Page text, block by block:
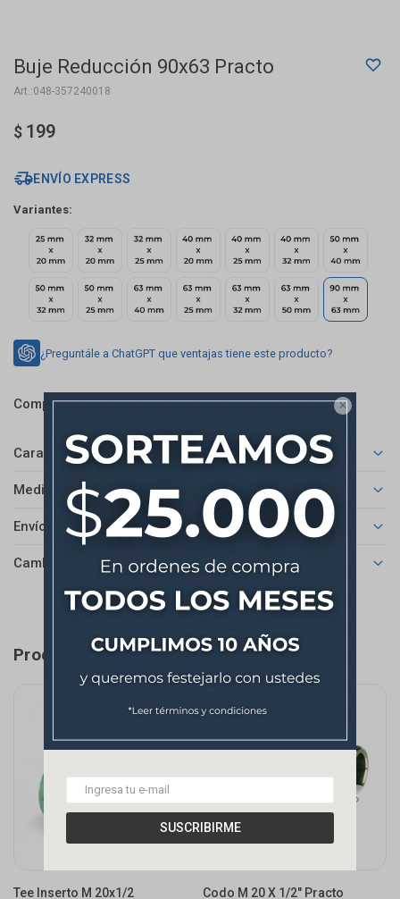

SUSCRIBIRME
Buje Reducción 90x63 Practo
048-357240018
$ 199
ENVÍO EXPRESS
Variantes:
¿Preguntále a ChatGPT que ventajas tiene este producto?
 
Características
Medios de pago
Envíos
Cambios y Devoluciones
Productos que te pueden interesar
Tee Inserto M 20x1/2
Codo M 20 X 1/2" Practo